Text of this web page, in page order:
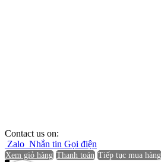
Contact us on:
Zalo Nhắn tin Gọi điện
Xem giỏ hàng Thanh toán Tiếp tục mua hàng